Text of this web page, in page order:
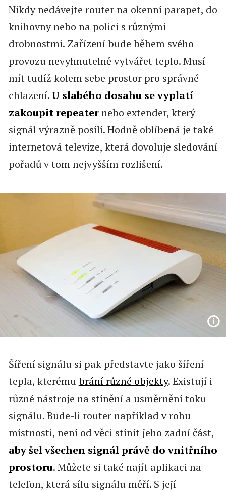
Nikdy nedávejte router na okenní parapet, do
knihovny nebo na polici s různými
drobnostmi. Zařízení bude během svého
provozu nevyhnutelně vytvářet teplo. Musí
mít tudíž kolem sebe prostor pro správné
chlazení.U slabého dosahu se vyplatí
zakoupit repeaternebo extender, který
signál výrazně posílí. Hodně oblíbená je také
internetová televize, která dovoluje sledování
pořadů v tom nejvyšším rozlišení.
Šíření signálu si pak představte jako šíření
tepla, kterémubrání různé objekty. Existují i
různé nástroje na stínění a usměrnění toku
signálu. Bude-li router například v rohu
místnosti, není od věci stínit jeho zadní část,
aby šel všechen signál právě do vnitřního
prostoru. Můžete si také najít aplikaci na
telefon, která sílu signálu měří. S její